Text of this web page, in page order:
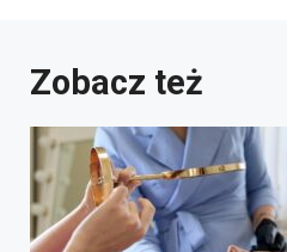
Zobacz też